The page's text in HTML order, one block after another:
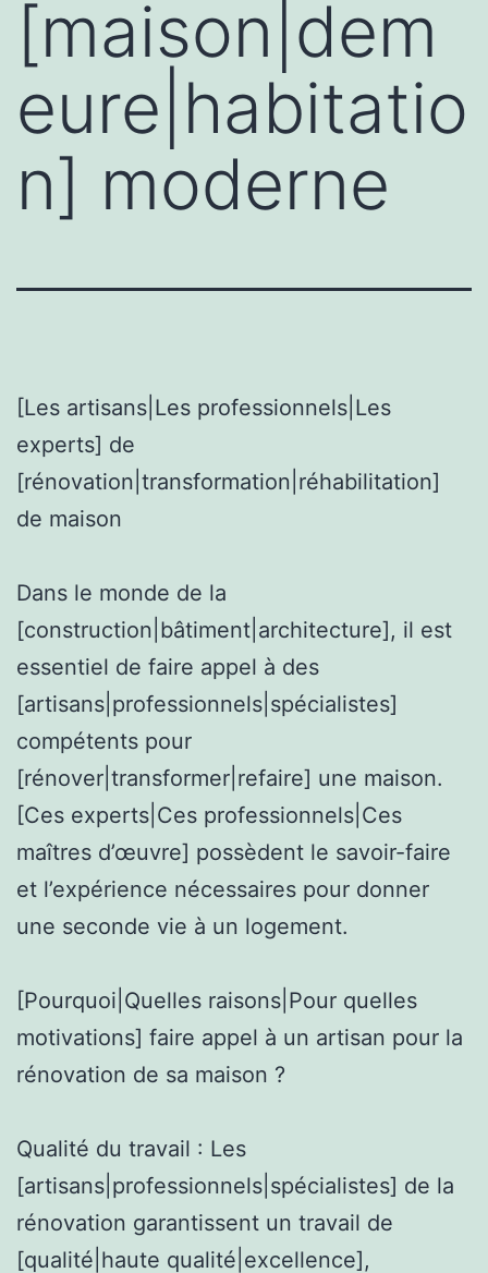
[maison|dem
eure|habitatio
n] moderne
[Les artisans|Les professionnels|Les
experts] de
[rénovation|transformation|réhabilitation]
de maison
Dans le monde de la
[construction|bâtiment|architecture], il est
essentiel de faire appel à des
[artisans|professionnels|spécialistes]
compétents pour
[rénover|transformer|refaire] une maison.
[Ces experts|Ces professionnels|Ces
maîtres d’œuvre] possèdent le savoir-faire
et l’expérience nécessaires pour donner
une seconde vie à un logement.
[Pourquoi|Quelles raisons|Pour quelles
motivations] faire appel à un artisan pour la
rénovation de sa maison ?
Qualité du travail : Les
[artisans|professionnels|spécialistes] de la
rénovation garantissent un travail de
[qualité|haute qualité|excellence],